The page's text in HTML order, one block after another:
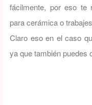
fácilmente, por eso te
para cerámica o
Claro eso en el caso
ya que también puedes